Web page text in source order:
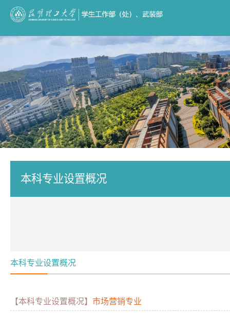
本科专业设置概况
本科专业设置概况
【本科专业设置概况】 市场营销专业